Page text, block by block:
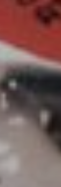
Affaires sensibles